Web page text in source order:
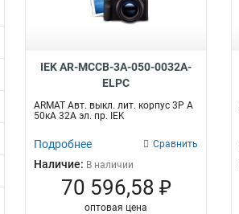
IEK AR-MCCB-3A-050-0032A-
ELPC
ARMAT Авт. выкл. лит. корпус 3P A
50кА 32А эл. пр. IEK
Подробнее Сравнить
Наличие: В наличии
70 596,58 ₽
оптовая цена